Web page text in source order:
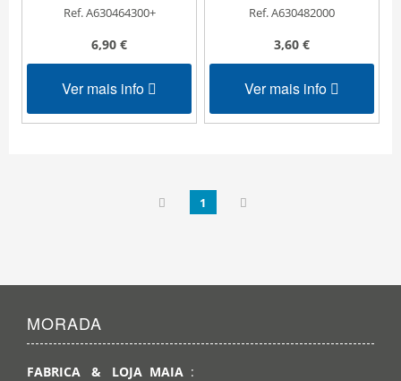
Ref. A630464300+
6,90 €
Ver mais info
Ref. A630482000
3,60 €
Ver mais info
1
MORADA
FABRICA & LOJA MAIA :